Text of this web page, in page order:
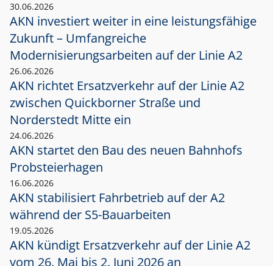
30.06.2026
AKN investiert weiter in eine leistungsfähige
Zukunft – Umfangreiche
Modernisierungsarbeiten auf der Linie A2
26.06.2026
AKN richtet Ersatzverkehr auf der Linie A2
zwischen Quickborner Straße und
Norderstedt Mitte ein
24.06.2026
AKN startet den Bau des neuen Bahnhofs
Probsteierhagen
16.06.2026
AKN stabilisiert Fahrbetrieb auf der A2
während der S5-Bauarbeiten
19.05.2026
AKN kündigt Ersatzverkehr auf der Linie A2
vom 26. Mai bis 2. Juni 2026 an